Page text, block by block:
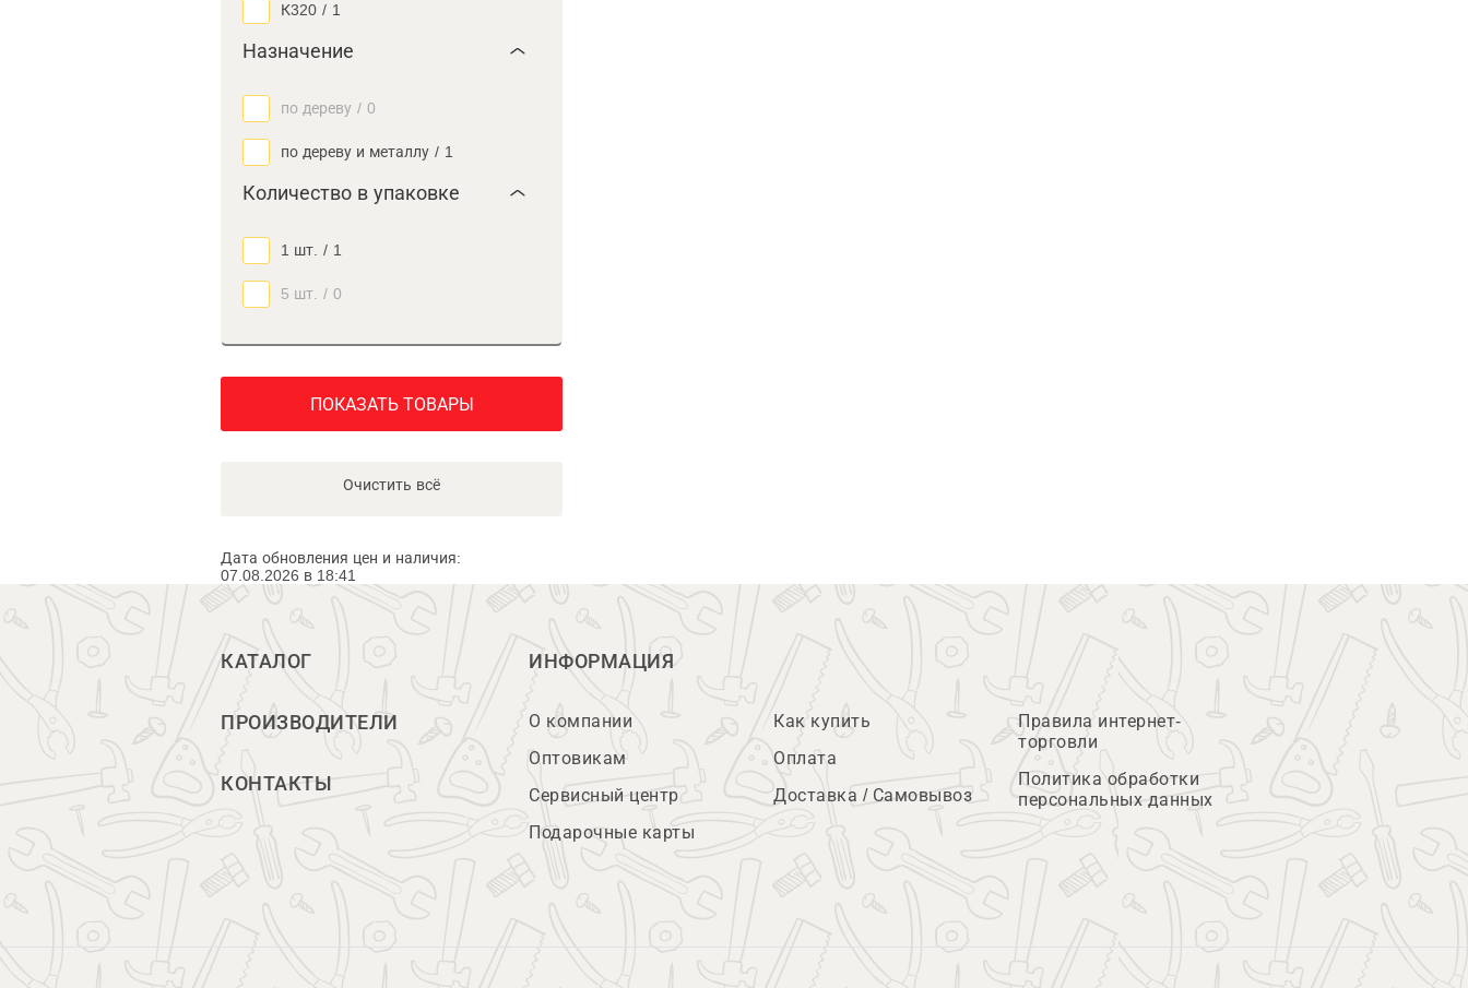
К320 / 1
Назначение
по дереву / 0
по дереву и металлу / 1
Количество в упаковке
1 шт. / 1
5 шт. / 0
ПОКАЗАТЬ ТОВАРЫ
Очистить всё
Дата обновления цен и наличия:
07.08.2026 в 18:41
КАТАЛОГ
ПРОИЗВОДИТЕЛИ
КОНТАКТЫ
ИНФОРМАЦИЯ
О компании
Оптовикам
Сервисный центр
Подарочные карты
Как купить
Оплата
Доставка / Самовывоз
Правила интернет-
торговли
Политика обработки
персональных данных